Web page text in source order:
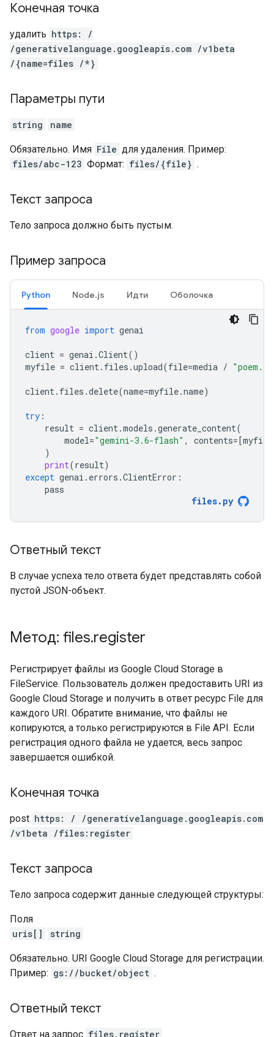
Конечная точка
удалить https: /
/generativelanguage.googleapis.com /v1beta
/{name=files /*}
Параметры пути
string name
Обязательно. Имя File для удаления. Пример:
files/abc-123 Формат: files/{file} .
Текст запроса
Тело запроса должно быть пустым.
Пример запроса
Python Node.js Идти Оболочка
from google import genai
client = genai .Client()
myfile = client. files .upload(file=media /
client. files .delete(name=myfile.name)
try :
result = client.models .generate_content(
model="gemini-3.6-flash" , contents=[myfile
)
print(result)
except genai . errors .ClientError :
pass
files. py
Ответный текст
В случае успеха тело ответа будет представлять собой
пустой JSON-объект.
Метод: files.register
Регистрирует файлы из Google Cloud Storage в
FileService. Пользователь должен предоставить URI из
Google Cloud Storage и получить в ответ ресурс File для
каждого URI. Обратите внимание, что файлы не
копируются, а только регистрируются в File API. Если
регистрация одного файла не удается, весь запрос
завершается ошибкой.
Конечная точка
post https: / /generativelanguage.googleapis.com
/v1beta /files:register
Текст запроса
Тело запроса содержит данные следующей структуры:
Поля
uris[]
string
Обязательно. URI Google Cloud Storage для регистрации.
Пример: gs://bucket/object .
Ответный текст
Ответ на запрос files.register .